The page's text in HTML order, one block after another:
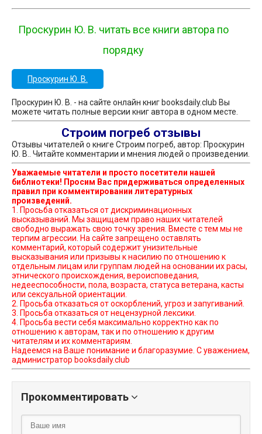
Проскурин Ю. В. читать все книги автора по
порядку
Проскурин Ю. В.
Проскурин Ю. В. - на сайте онлайн книг booksdaily.club Вы
можете читать полные версии книг автора в одном месте.
Строим погреб отзывы
Отзывы читателей о книге Строим погреб, автор: Проскурин
Ю. В.. Читайте комментарии и мнения людей о произведении.
Уважаемые читатели и просто посетители нашей
библиотеки! Просим Вас придерживаться определенных
правил при комментировании литературных
произведений.
1. Просьба отказаться от дискриминационных
высказываний. Мы защищаем право наших читателей
свободно выражать свою точку зрения. Вместе с тем мы не
терпим агрессии. На сайте запрещено оставлять
комментарий, который содержит унизительные
высказывания или призывы к насилию по отношению к
отдельным лицам или группам людей на основании их расы,
этнического происхождения, вероисповедания,
недееспособности, пола, возраста, статуса ветерана, касты
или сексуальной ориентации.
2. Просьба отказаться от оскорблений, угроз и запугиваний.
3. Просьба отказаться от нецензурной лексики.
4. Просьба вести себя максимально корректно как по
отношению к авторам, так и по отношению к другим
читателям и их комментариям.
Надеемся на Ваше понимание и благоразумие. С уважением,
администратор booksdaily.club
Прокомментировать